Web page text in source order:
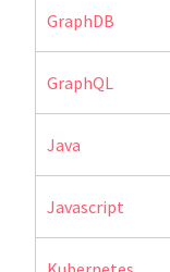
GraphDB
GraphQL
Java
Javascript